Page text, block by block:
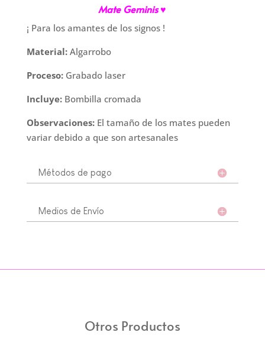
Mate Geminis ♥
¡ Para los amantes de los signos !
Material:Algarrobo
Proceso:Grabado laser
Incluye:Bombilla cromada
Observaciones:El tamaño de los mates pueden
variar debido a que son artesanales
Métodos de pago
Medios de Envío
Otros Productos